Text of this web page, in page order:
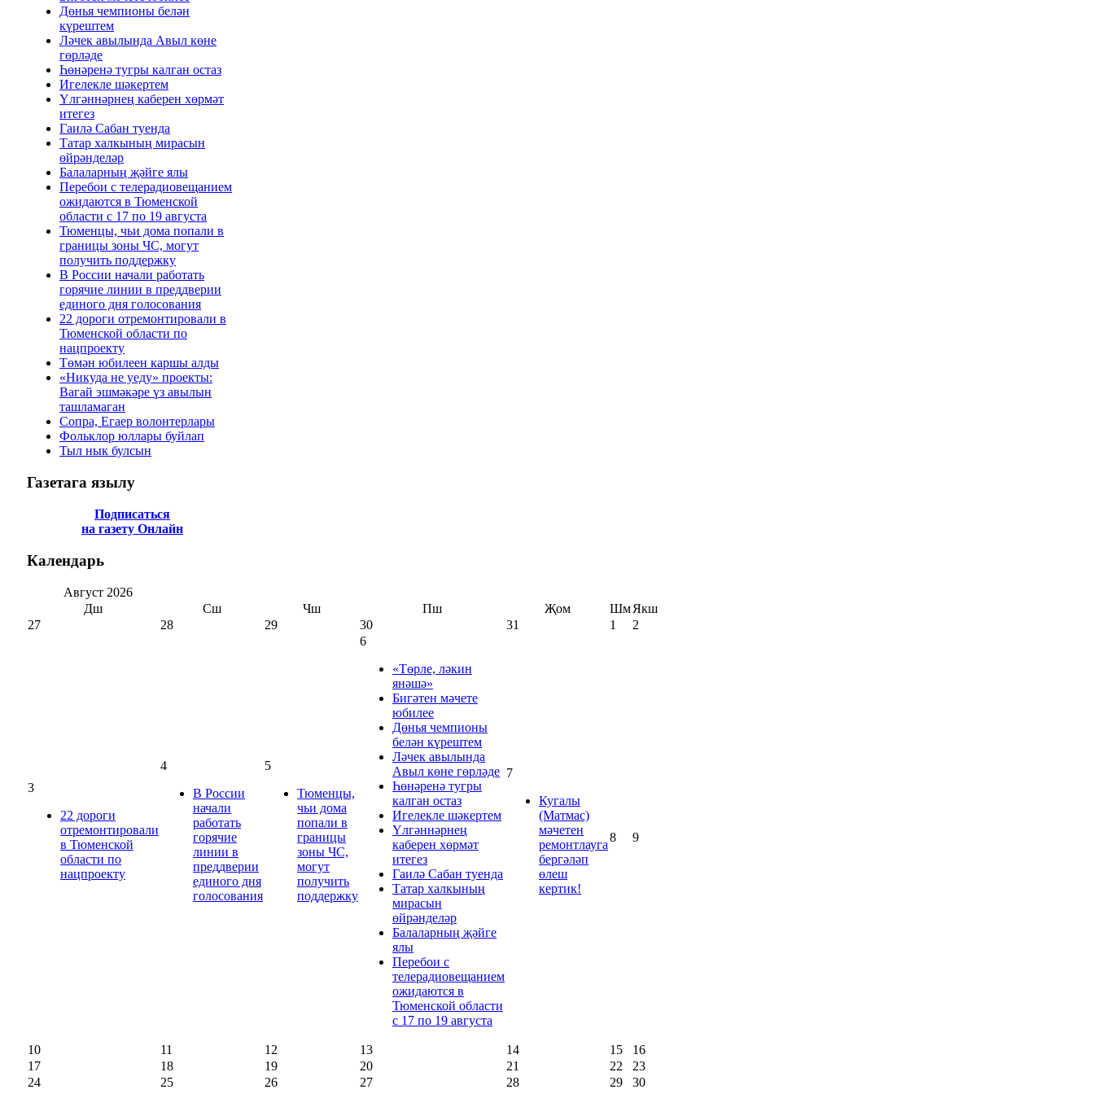
Дөнья чемпионы белән
күрештем
Ләчек авылында Авыл көне
гөрләде
Һөнәренә тугры калган остаз
Игелекле шәкертем
Үлгәннәрнең каберен хөрмәт
итегез
Гаилә Сабан туенда
Татар халкының мирасын
өйрәнделәр
Балаларның җәйге ялы
Перебои с телерадиовещанием
ожидаются в Тюменской
области с 17 по 19 августа
Тюменцы, чьи дома попали в
границы зоны ЧС, могут
получить поддержку
В России начали работать
горячие линии в преддверии
единого дня голосования
22 дороги отремонтировали в
Тюменской области по
нацпроекту
Төмән юбилеен каршы алды
«Никуда не уеду» проекты:
Вагай эшмәкәре үз авылын
ташламаган
Сопра, Егаер волонтерлары
Фольклор юллары буйлап
Тыл нык булсын
Газетага язылу
Подписаться
на газету Онлайн
Календарь
Август 2026
Дш
Сш Чш Пш Җом ШмЯкш
27
28 29 30 31 1 2
3
22 дороги
отремонтировали
в Тюменской
области по
нацпроекту
4
В России
начали
работать
горячие
линии в
преддверии
единого дня
голосования
5
Тюменцы,
чьи дома
попали в
границы
зоны ЧС,
могут
получить
поддержку
6
«Төрле, ләкин
янәшә»
Бигәтен мәчете
юбилее
Дөнья чемпионы
белән күрештем
Ләчек авылында
Авыл көне гөрләде
Һөнәренә тугры
калган остаз
Игелекле шәкертем
Үлгәннәрнең
каберен хөрмәт
итегез
Гаилә Сабан туенда
Татар халкының
мирасын
өйрәнделәр
Балаларның җәйге
ялы
Перебои с
телерадиовещанием
ожидаются в
Тюменской области
с 17 по 19 августа
7
Кугалы
(Матмас)
мәчетен
ремонтлауга
бергәләп
өлеш
кертик!
8 9
10 11 12 13 14 15
16
17
18 19 20 21 22
23
24
25 26 27 28 29
30